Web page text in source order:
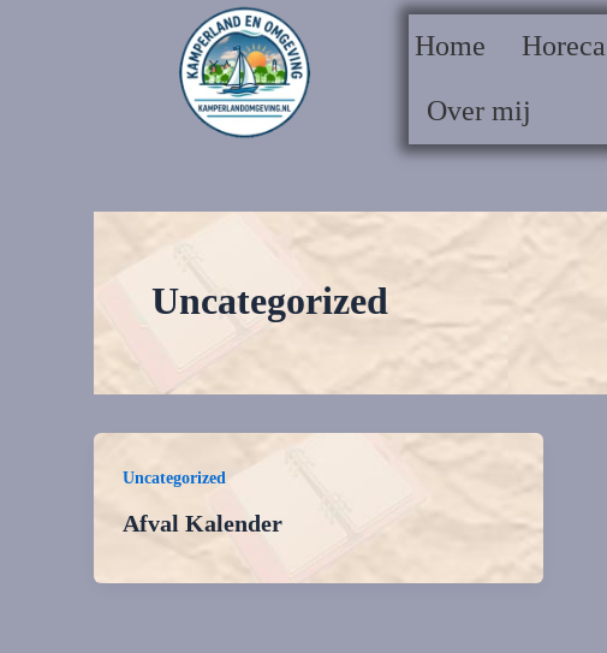
Home Horeca
Over mij
Uncategorized
Uncategorized
Afval Kalender